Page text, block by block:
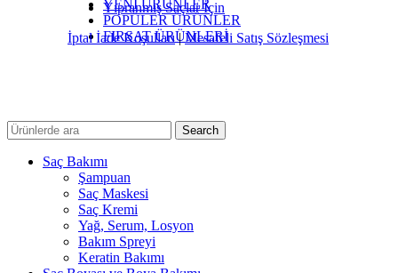
YENİ ÜRÜNLER
POPÜLER ÜRÜNLER
FIRSAT ÜRÜNLERİ
Yıpranmış Saçlar İçin
İptal İade Koşulları|Mesafeli Satış Sözleşmesi
Search
Saç Bakımı
Şampuan
Saç Maskesi
Saç Kremi
Yağ, Serum, Losyon
Bakım Spreyi
Keratin Bakımı